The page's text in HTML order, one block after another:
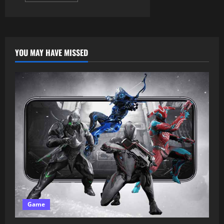
YOU MAY HAVE MISSED
Game